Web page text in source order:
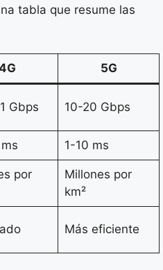
tabla que resume las
5G
Gbps 10-20 Gbps
1-10 ms
por
Millones por
km²
Más eficiente